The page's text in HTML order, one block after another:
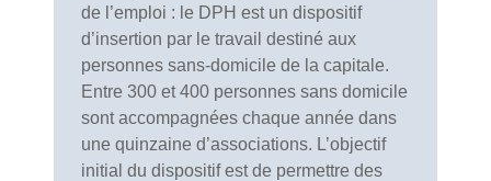
de l’emploi : le DPH est un dispositif
d’insertion par le travail destiné aux
personnes sans-domicile de la capitale.
Entre 300 et 400 personnes sans domicile
sont accompagnées chaque année dans
une quinzaine d’associations. L’objectif
initial du dispositif est de permettre des